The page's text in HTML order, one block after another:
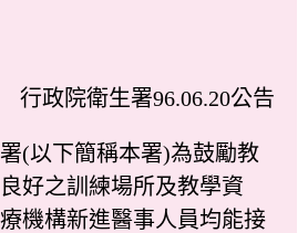
行政院衛生署96.06.20公告
(以下簡稱本署)為鼓勵教
好之訓練場所及教學資
機構新進醫事人員均能接